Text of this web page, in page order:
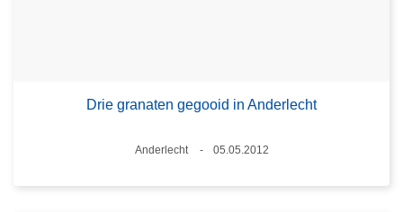
Drie granaten gegooid in Anderlecht
Plaats
Anderlecht
05.05.2012